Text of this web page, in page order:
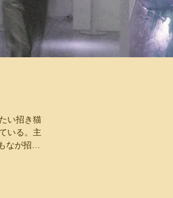
い招き猫
いる。主
なが招き